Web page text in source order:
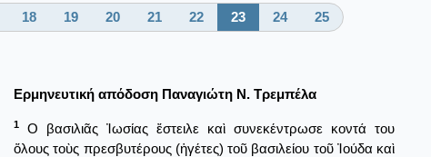
18 19 20 21 22 23 24 25
Ερμηνευτική απόδοση Παναγιώτη Ν. Τρεμπέλα
1
Ο βασιλιᾶς Ἰωσίας ἔστειλε καὶ συνεκέντρωσε κοντά του
ὅλους τοὺς πρεσβυτέρους (ἡγέτες) τοῦ βασιλείου τοῦ Ἰούδα καὶ